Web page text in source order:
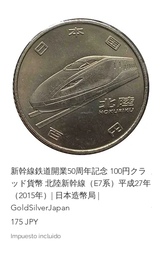
新幹線鉄道開業50周年記念 100円クラ
ッド貨幣 北陸新幹線（E7系）平成27年
（2015年）| 日本造幣局 |
GoldSilverJapan
Precio
175 JPY
Impuesto incluido